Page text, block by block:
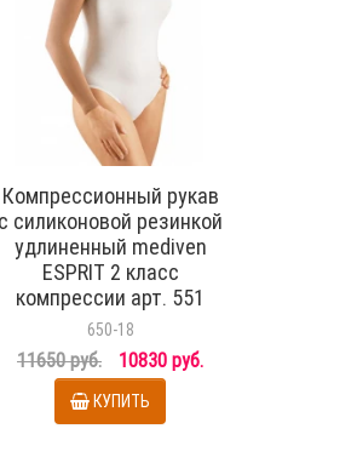
Компрессионный рукав
с силиконовой резинкой
удлиненный mediven
ESPRIT 2 класс
компрессии арт. 551
650-18
11650 руб. 10830 руб.
КУПИТЬ